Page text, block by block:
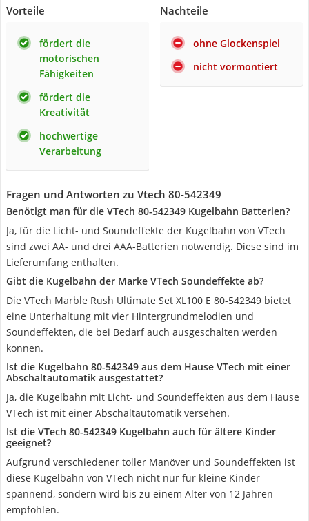
Vorteile
fördert die
motorischen
Fähigkeiten
fördert die
Kreativität
hochwertige
Verarbeitung
Nachteile
ohne Glockenspiel
nicht vormontiert
Fragen und Antworten zu Vtech ‎80-542349
Benötigt man für die VTech ‎80-542349 Kugelbahn Batterien?
Ja, für die Licht- und Soundeffekte der Kugelbahn von VTech
sind zwei AA- und drei AAA-Batterien notwendig. Diese sind im
Lieferumfang enthalten.
Gibt die Kugelbahn der Marke VTech Soundeffekte ab?
Die VTech Marble Rush Ultimate Set XL100 E ‎80-542349 bietet
eine Unterhaltung mit vier Hintergrundmelodien und
Soundeffekten, die bei Bedarf auch ausgeschalten werden
können.
Ist die Kugelbahn ‎80-542349 aus dem Hause VTech mit einer
Abschaltautomatik ausgestattet?
Ja, die Kugelbahn mit Licht- und Soundeffekten aus dem Hause
VTech ist mit einer Abschaltautomatik versehen.
Ist die VTech ‎80-542349 Kugelbahn auch für ältere Kinder
geeignet?
Aufgrund verschiedener toller Manöver und Soundeffekten ist
diese Kugelbahn von VTech nicht nur für kleine Kinder
spannend, sondern wird bis zu einem Alter von 12 Jahren
empfohlen.